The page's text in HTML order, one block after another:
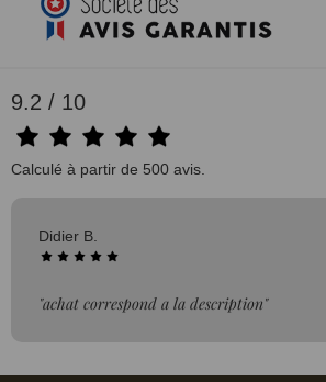
9.2 / 10
Calculé à partir de 500 avis.
Didier B.
"achat correspond a la description"